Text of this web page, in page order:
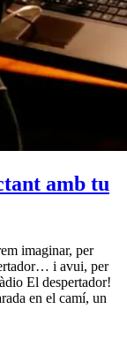
amb tu
imaginar, per
i avui, per
El despertador!
en el camí, un